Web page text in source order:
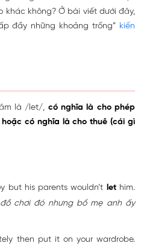
khác không? Ở bài viết dưới đây,
đầy những khoảng trống” kiến
là /let/, có nghĩa là cho phép
có nghĩa là cho thuê (cái gì
but his parents wouldn’t let him.
chơi đó nhưng bố mẹ anh ấy
then put it on your wardrobe.